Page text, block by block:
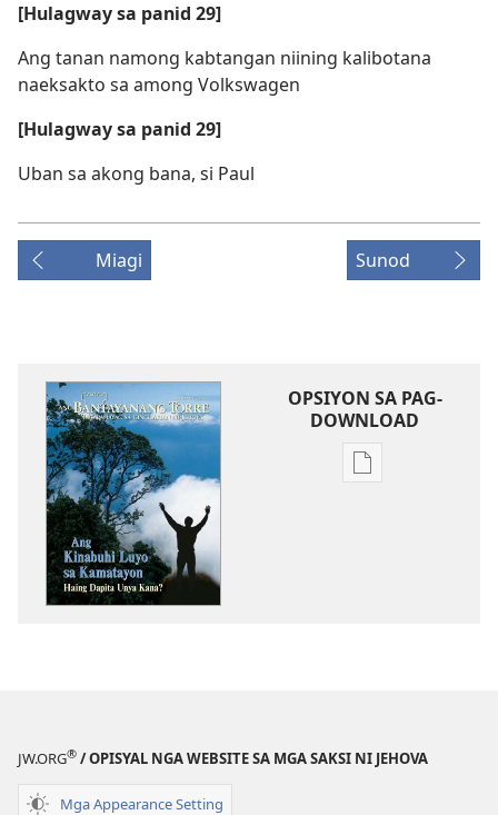
[Hulagway sa panid 29]
Ang tanan namong kabtangan niining kalibotana
naeksakto sa among Volkswagen
[Hulagway sa panid 29]
Uban sa akong bana, si Paul
Miagi Sunod
OPSIYON SA PAG-
DOWNLOAD
Opsiyon
ANANG
JW.ORG® / OPISYAL NGA WEBSITE SA MGA SAKSI NI JEHOVA
Mga Appearance Setting